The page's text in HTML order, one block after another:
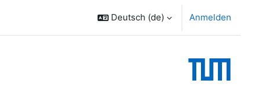
Deutsch ‎(de)‎ Anmelden